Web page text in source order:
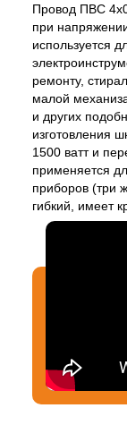
Провод ПВС
при
используется
ремонту,
малой
и других
изготовления
1500 ватт и
применяется
приборов (три
гибкий, имеет